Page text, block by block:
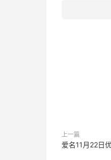
上一篇
爱名11月22日